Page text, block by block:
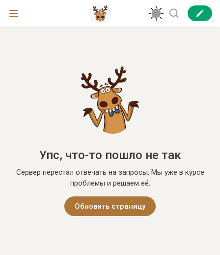
Упс, что-то пошло не так
Сервер перестал отвечать на запросы. Мы уже в курсе
проблемы и решаем её.
Обновить страницу